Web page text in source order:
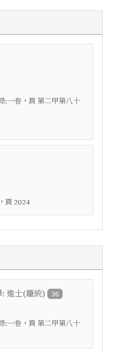
:一卷 ，頁 第二甲第八十
，頁 2024
: 進士(籠統) 36
:一卷 ，頁 第二甲第八十